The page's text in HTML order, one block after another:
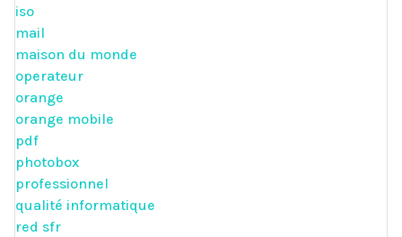
iso
mail
maison du monde
operateur
orange
orange mobile
pdf
photobox
professionnel
qualité informatique
red sfr